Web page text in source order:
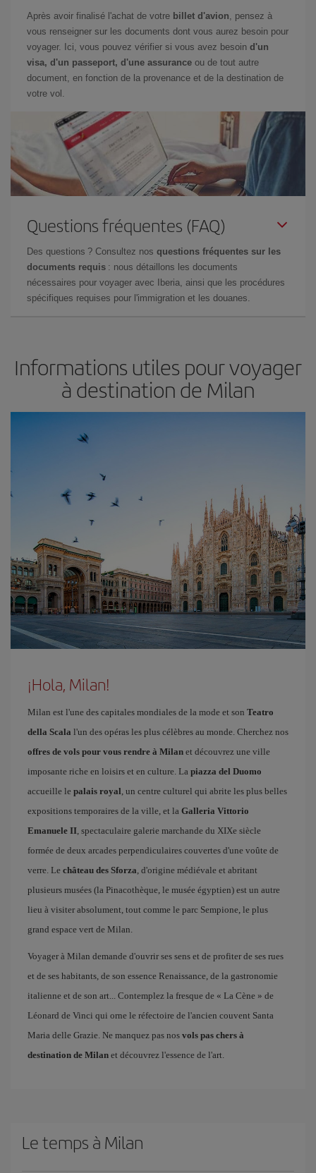
Après avoir finalisé l'achat de votre billet d'avion, pensez à
vous renseigner sur les documents dont vous aurez besoin pour
voyager. Ici, vous pouvez vérifier si vous avez besoin d'un
visa, d'un passeport, d'une assurance ou de tout autre
document, en fonction de la provenance et de la destination de
votre vol.
Questions fréquentes (FAQ)
Des questions ? Consultez nos questions fréquentes sur les
documents requis : nous détaillons les documents
nécessaires pour voyager avec Iberia, ainsi que les procédures
spécifiques requises pour l'immigration et les douanes.
Informations utiles pour voyager
à destination de Milan
¡Hola, Milan!
Milan est l'une des capitales mondiales de la mode et son Teatro
della Scala l'un des opéras les plus célèbres au monde. Cherchez nos
offres de vols pour vous rendre à Milan et découvrez une ville
imposante riche en loisirs et en culture. La piazza del Duomo
accueille le palais royal, un centre culturel qui abrite les plus belles
expositions temporaires de la ville, et la Galleria Vittorio
Emanuele II, spectaculaire galerie marchande du XIXe siècle
formée de deux arcades perpendiculaires couvertes d'une voûte de
verre. Le château des Sforza, d'origine médiévale et abritant
plusieurs musées (la Pinacothèque, le musée égyptien) est un autre
lieu à visiter absolument, tout comme le parc Sempione, le plus
grand espace vert de Milan.
Voyager à Milan demande d'ouvrir ses sens et de profiter de ses rues
et de ses habitants, de son essence Renaissance, de la gastronomie
italienne et de son art... Contemplez la fresque de « La Cène » de
Léonard de Vinci qui orne le réfectoire de l'ancien couvent Santa
Maria delle Grazie. Ne manquez pas nos vols pas chers à
destination de Milan et découvrez l'essence de l'art.
Le temps à Milan